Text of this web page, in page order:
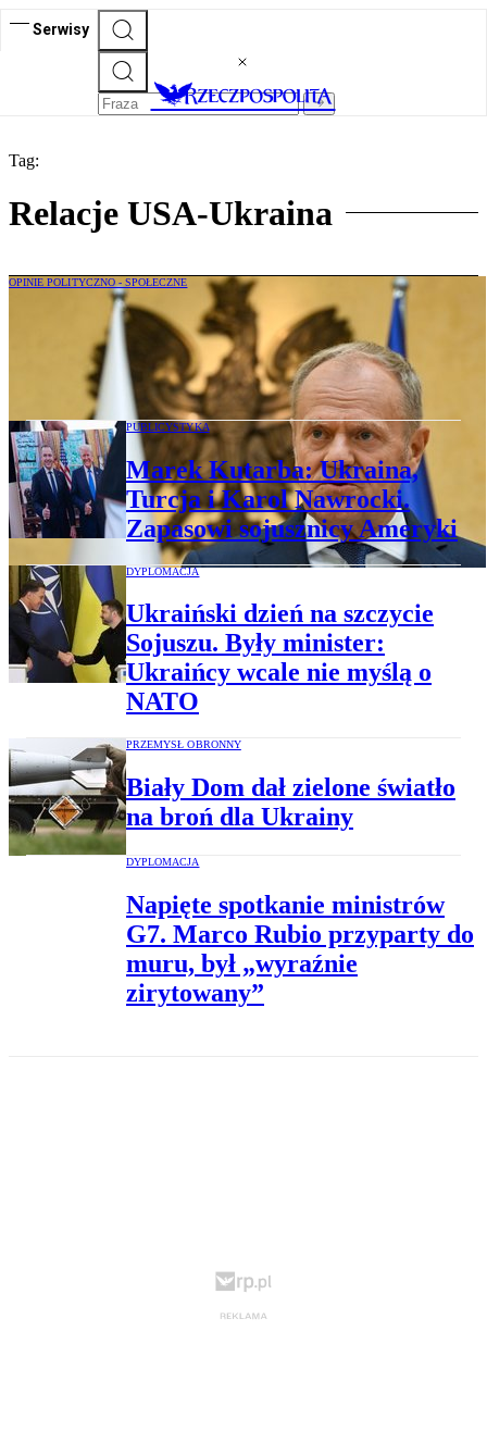
Serwisy
Tag:
Relacje USA-Ukraina
OPINIE POLITYCZNO - SPOŁECZNE
Wojciech Warski: Korzyści ze
współpracy z Ukrainą. Prof. Czaputowicz
oskarża rząd wbrew faktom
PUBLICYSTYKA
Marek Kutarba: Ukraina,
Turcja i Karol Nawrocki.
Zapasowi sojusznicy Ameryki
DYPLOMACJA
Ukraiński dzień na szczycie
Sojuszu. Były minister:
Ukraińcy wcale nie myślą o
NATO
PRZEMYSŁ OBRONNY
Biały Dom dał zielone światło
na broń dla Ukrainy
DYPLOMACJA
Napięte spotkanie ministrów
G7. Marco Rubio przyparty do
muru, był „wyraźnie
zirytowany”